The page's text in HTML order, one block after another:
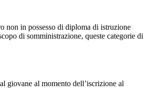
non in possesso di diploma di istruzione
di somministrazione, queste categorie di
giovane al momento dell’iscrizione al